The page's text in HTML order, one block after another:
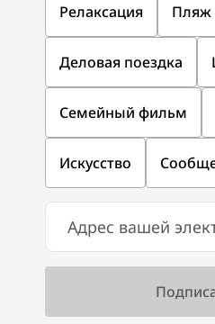
Релаксация Пляж
Деловая поездка
Семейный фильм
Искусство